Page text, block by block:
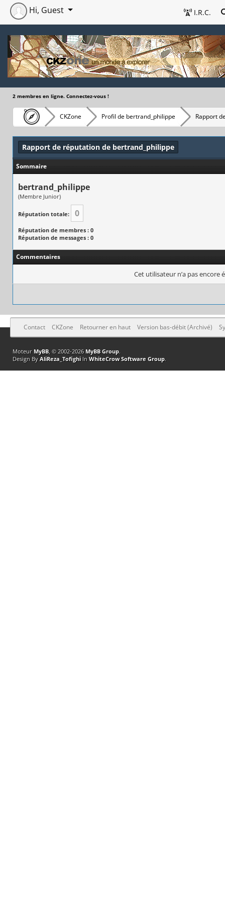
I.R.C.
Hi, Guest
2 membres en ligne. Connectez-vous !
CKZone Profil de bertrand_philippe Rapport
Rapport de réputation de bertrand_philippe
Sommaire
bertrand_philippe
(Membre Junior)
Réputation totale: 0
Réputation de membres : 0
Réputation de messages : 0
Commentaires
Cet utilisateur n’a pas encore
Contact CKZone Retourner en haut Version bas-débit (Archivé)
Moteur MyBB, © 2002-2026 MyBB Group.
Design By AliReza_TofighiIn WhiteCrow Software Group.